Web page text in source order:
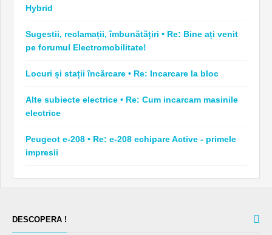
Hybrid
Sugestii, reclamații, îmbunătățiri • Re: Bine ați venit
pe forumul Electromobilitate!
Locuri și stații încărcare • Re: Incarcare la bloc
Alte subiecte electrice • Re: Cum incarcam masinile
electrice
Peugeot e-208 • Re: e-208 echipare Active - primele
impresii
DESCOPERA !